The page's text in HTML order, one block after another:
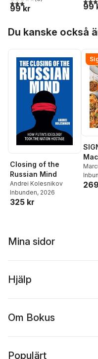
3,0utav 5 stjärnor. Totalt antal
99 kr 99
Du kanske också
Closing of the
Russian Mind
Andrei Kolesnikov
Inbunden, 2026
325 kr
Mina sidor
Hjälp
Om Bokus
Populärt